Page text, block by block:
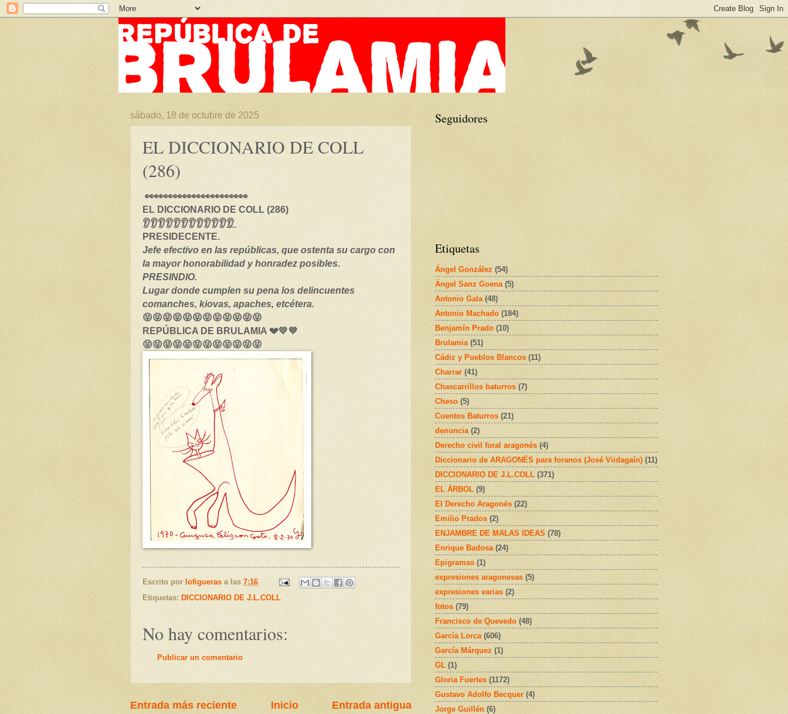
sábado, 18 de octubre de 2025
EL DICCIONARIO DE COLL
(286)
👀👀👀👀👀👀👀👀👀👀👀
EL DICCIONARIO DE COLL (286)
👂👂👂👂👂👂👂👂👂👂👂👂
PRESIDECENTE.
Jefe efectivo en las repúblicas, que ostenta su cargo con
la mayor honorabilidad y honradez posibles.
PRESINDIO.
Lugar donde cumplen su pena los delincuentes
comanches, kiovas, apaches, etcétera.
😝😝😝😝😝😝😝😝😝😝😝😝
REPÚBLICA DE BRULAMIA 💔💛💜
😝😝😝😝😝😝😝😝😝😝😝😝
Escrito por lofigueras a las 7:16
Etiquetas: DICCIONARIO DE J.L.COLL
No hay comentarios:
Publicar un comentario
Entrada más reciente Entrada antigua
Inicio
Seguidores
Etiquetas
Ángel González (54)
Ángel Sanz Goena (5)
Antonio Gala (48)
Antonio Machado (184)
Benjamín Prado (10)
Brulamia (51)
Cádiz y Pueblos Blancos (11)
Charrar (41)
Chascarrillos baturros (7)
Cheso (5)
Cuentos Baturros (21)
denuncia (2)
Derecho civil foral aragonés (4)
Diccionario de ARAGONÉS para foranos (José Viidagaín) (11)
DICCIONARIO DE J.L.COLL (371)
EL ÁRBOL (9)
El Derecho Aragonés (22)
Emilio Prados (2)
ENJAMBRE DE MALAS IDEAS (78)
Enrique Badosa (24)
Epigramas (1)
expresiones aragonesas (5)
expresiones varias (2)
fotos (79)
Francisco de Quevedo (48)
García Lorca (606)
García Márquez (1)
GL (1)
Gloria Fuertes (1172)
Gustavo Adolfo Becquer (4)
Jorge Guillén (6)